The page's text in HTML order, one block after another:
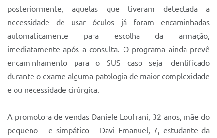
posteriormente, aquelas que tiveram detectada a
necessidade de usar óculos já foram encaminhadas
automaticamente para escolha da armação,
imediatamente após a consulta. O programa ainda prevê
encaminhamento para o SUS caso seja identificado
durante o exame alguma patologia de maior complexidade
e ou necessidade cirúrgica.
A promotora de vendas Daniele Loufrani, 32 anos, mãe do
pequeno – e simpático – Davi Emanuel, 7, estudante da